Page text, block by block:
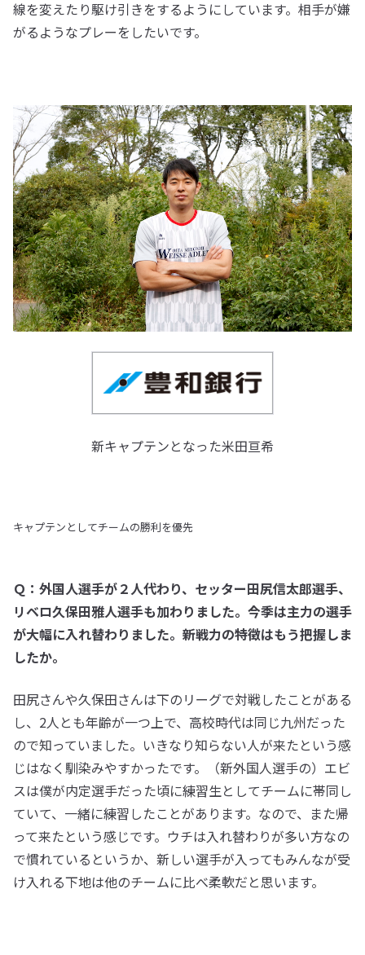
線を変えたり駆け引きをするようにしています。相手が嫌
がるようなプレーをしたいです。
新キャプテンとなった米田亘希
キャプテンとしてチームの勝利を優先
Ｑ：外国人選手が２人代わり、セッター田尻信太郎選手、
リベロ久保田雅人選手も加わりました。今季は主力の選手
が大幅に入れ替わりました。新戦力の特徴はもう把握しま
したか。
田尻さんや久保田さんは下のリーグで対戦したことがある
し、2人とも年齢が一つ上で、高校時代は同じ九州だった
ので知っていました。いきなり知らない人が来たという感
じはなく馴染みやすかったです。（新外国人選手の）エビ
スは僕が内定選手だった頃に練習生としてチームに帯同し
ていて、一緒に練習したことがあります。なので、また帰
って来たという感じです。ウチは入れ替わりが多い方なの
で慣れているというか、新しい選手が入ってもみんなが受
け入れる下地は他のチームに比べ柔軟だと思います。